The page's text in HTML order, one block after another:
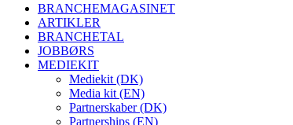
BRANCHEMAGASINET
ARTIKLER
BRANCHETAL
JOBBØRS
MEDIEKIT
Mediekit (DK)
Media kit (EN)
Partnerskaber (DK)
Partnerships (EN)